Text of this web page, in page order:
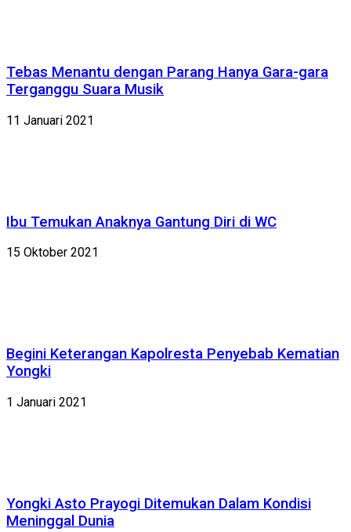
Tebas Menantu dengan Parang Hanya Gara-gara
Terganggu Suara Musik
11 Januari 2021
Ibu Temukan Anaknya Gantung Diri di WC
15 Oktober 2021
Begini Keterangan Kapolresta Penyebab Kematian
Yongki
1 Januari 2021
Yongki Asto Prayogi Ditemukan Dalam Kondisi
Meninggal Dunia